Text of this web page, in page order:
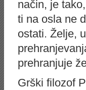
način, je
ti na osla ne
ostati. Želje,
prehranjuje
Grški filozof